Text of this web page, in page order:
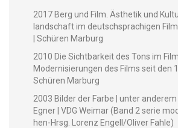
2017 Berg und Film. Ästhetik und
land­schaft im deutschsprachi­gen
| Schüren Marburg
2010 Die Sicht­barkeit des Tons im
Mod­ernisierun­gen des Films seit den
Schüren Marburg
2003 Bilder der Farbe | unter
Egn­er | VDG Weimar (Band 2 serie
hen-Hrsg. Lorenz Engell/Oliver Fahle)